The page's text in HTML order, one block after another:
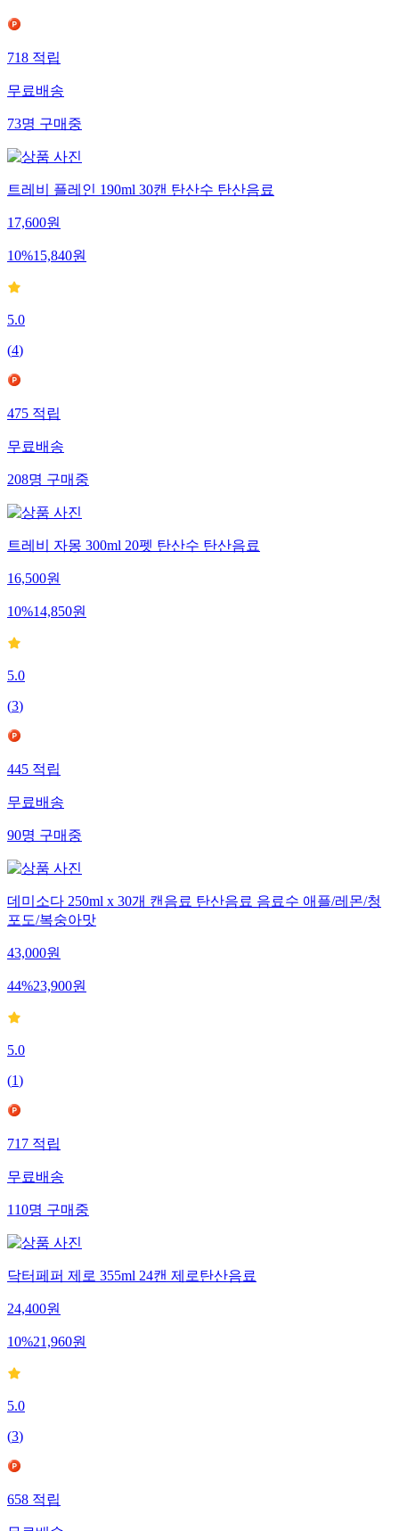
718적립
무료배송
73명구매중
트레비 플레인 190ml 30캔 탄산수 탄산음료
17,600원
10%15,840원
5.0
(4)
475적립
무료배송
208명구매중
트레비 자몽 300ml 20펫 탄산수 탄산음료
16,500원
10%14,850원
5.0
(3)
445적립
무료배송
90명구매중
데미소다 250ml x 30개 캔음료 탄산음료 음료수 애플/레몬/청
포도/복숭아맛
43,000원
44%23,900원
5.0
(1)
717적립
무료배송
110명구매중
닥터페퍼 제로 355ml 24캔 제로탄산음료
24,400원
10%21,960원
5.0
(3)
658적립